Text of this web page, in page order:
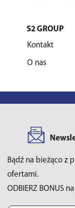
S2 GROUP
Kontakt
O nas
Bądź na bieżąco z
ofertami.
ODBIERZ BONUS